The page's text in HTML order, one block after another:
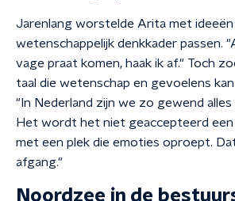
Jarenlang worstelde Arita met ideeën
wetenschappelijk denkkader passen.
vage praat komen, haak ik af." Toch
taal die wetenschap en gevoelens
"In Nederland zijn we zo gewend
Het wordt het niet geaccepteerd een
met een plek die emoties oproept.
afgang."
Noordzee in de